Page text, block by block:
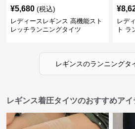
¥5,680 (税込)
レディースレギンス 高機能スト
レッチランニングタイツ
¥
レデ
ト ラ
レギンスのランニングタ
レギンス着圧タイツのおすすめアイ